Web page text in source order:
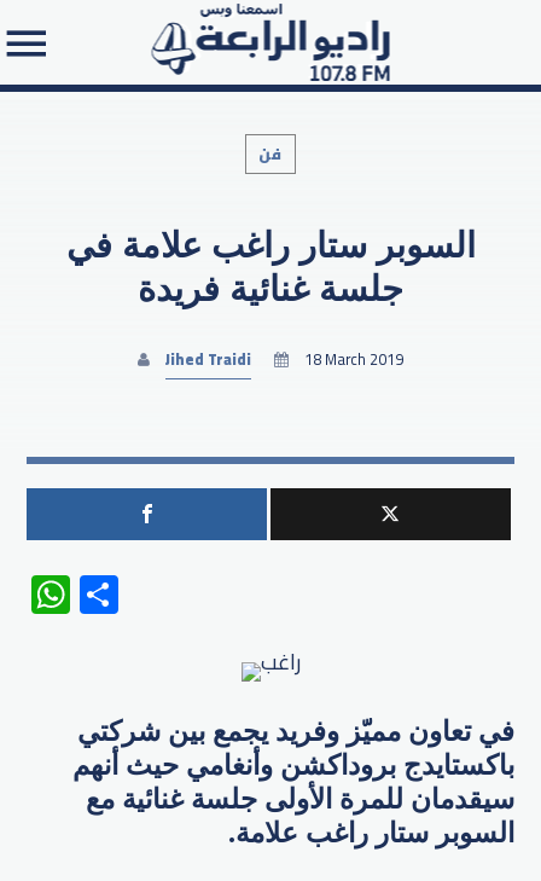
Search in the website:
فن
السوبر ستار راغب علامة في
جلسة غنائية فريدة
Jihed Traidi 18 March 2019
WhatsApp
في تعاون مميّز وفريد يجمع بين شركتي
باكستايدج بروداكشن وأنغامي حيث أنهم
سيقدمان للمرة الأولى جلسة غنائية مع
السوبر ستار راغب علامة.